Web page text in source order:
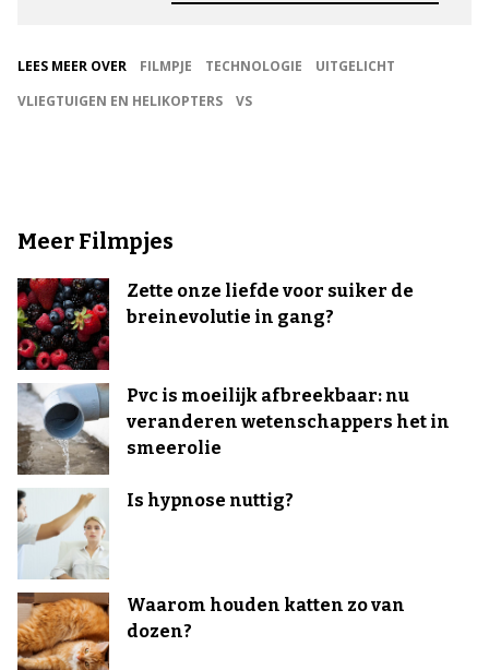
LEES MEER OVER FILMPJE TECHNOLOGIE
UITGELICHT
VLIEGTUIGEN EN HELIKOPTERS
VS
Meer Filmpjes
Zette onze liefde voor suiker de
breinevolutie in gang?
Pvc is moeilijk afbreekbaar: nu
veranderen wetenschappers het in
smeerolie
Is hypnose nuttig?
Waarom houden katten zo van
dozen?